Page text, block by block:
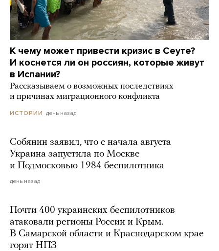
К чему может привести кризис в Сеуте?
И коснется ли он россиян, которые живут
в Испании?
Рассказываем о возможных последствиях
и причинах миграционного конфликта
ИСТОРИИ день назад
Собянин заявил, что с начала августа
Украина запустила по Москве
и Подмосковью 1984 беспилотника
день назад
Почти 400 украинских беспилотников
атаковали регионы России и Крым.
В Самарской области и Краснодарском крае
горят НПЗ